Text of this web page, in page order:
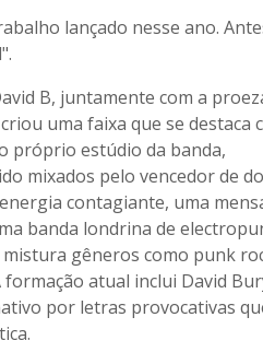
lançado nesse ano.
B, juntamente com a
uma faixa que se destaca
próprio estúdio da banda,
mixados pelo vencedor de
contagiante, uma
banda londrina de
gêneros como punk
atual inclui David
por letras provocativas